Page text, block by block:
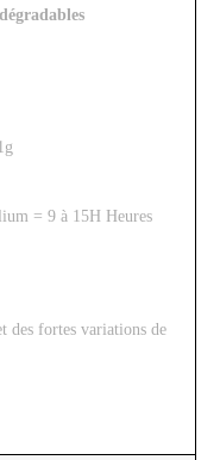
= 9 à 15H Heures
des fortes variations de